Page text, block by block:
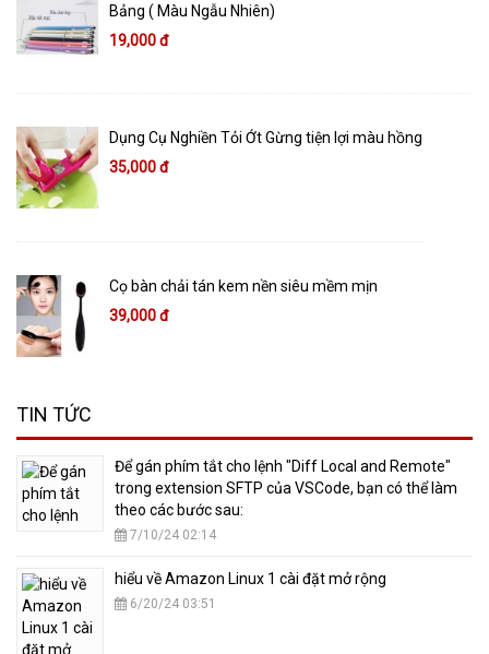
Bảng ( Màu Ngẫu Nhiên)
19,000 đ
Dụng Cụ Nghiền Tỏi Ớt Gừng tiện lợi màu hồng
35,000 đ
Cọ bàn chải tán kem nền siêu mềm mịn
39,000 đ
TIN TỨC
​Để gán phím tắt cho lệnh "Diff Local and Remote"
trong extension SFTP của VSCode, bạn có thể làm
theo các bước sau:
7/10/24 02:14
hiểu về Amazon Linux 1 cài đặt mở rộng
6/20/24 03:51